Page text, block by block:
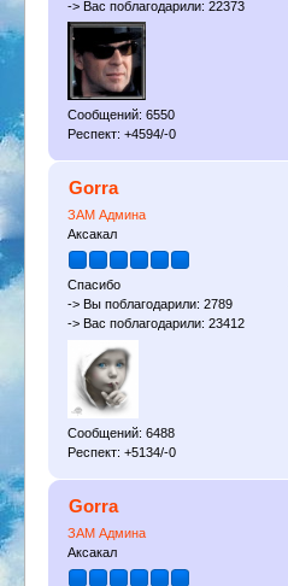
-> Вас поблагодарили: 22373
Сообщений: 6550
Респект: +4594/-0
Gorra
ЗАМ Админа
Аксакал
Спасибо
-> Вы поблагодарили: 2789
-> Вас поблагодарили: 23412
Сообщений: 6488
Респект: +5134/-0
Gorra
ЗАМ Админа
Аксакал